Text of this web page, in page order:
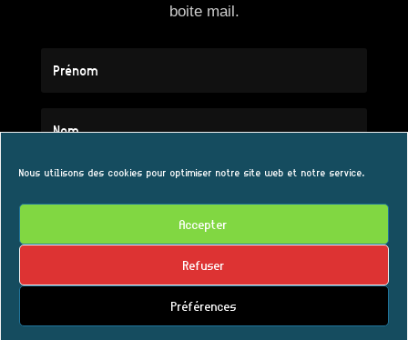
Nous utilisons des cookies pour optimiser notre site web et notre service.
Accepter
Refuser
Préférences
boite mail.
S'ABONNER